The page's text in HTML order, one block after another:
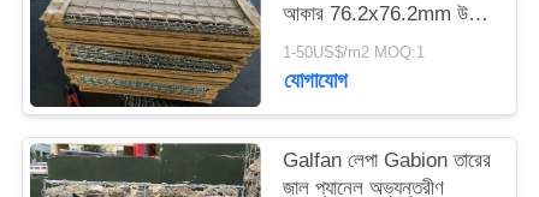
গোপনীয়তা
আকার 76.2x76.2mm উচ্চ
শক্তি
1-50US$/m2 MOQ:1
যোগাযোগ
Galfan লেপা Gabion তারের
জাল প্যানেল অভ্যন্তরীণ